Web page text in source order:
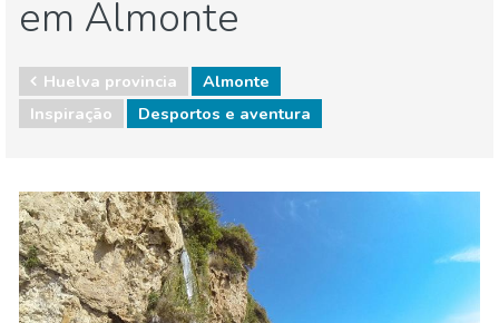
em Almonte
Huelva provincia
Almonte
Inspiração
Desportos e aventura
Comida & Restaurantes
Crianças & família
Desportos e aventura
Eventos locais
Museu & Arte
Noite
Onde ficar Praias